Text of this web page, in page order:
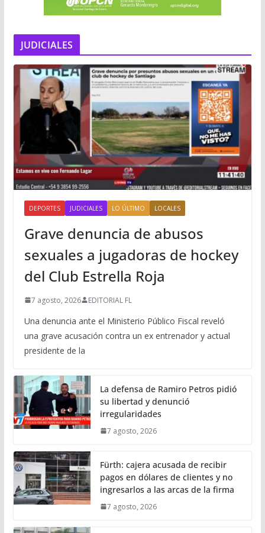
JUDICIALES
DEPORTES JUDICIALES LO ÚLTIMO LOCALES
Grave denuncia de abusos
sexuales a jugadoras de hockey
del Club Estrella Roja
7 agosto, 2026 EDITORIAL FL
Una denuncia ante el Ministerio Público Fiscal reveló
una grave acusación contra un ex entrenador y actual
presidente de la
La defensa de Ramiro Petros pidió
su libertad y denunció
irregularidades
7 agosto, 2026
Fürth: cajera acusada de recibir
pagos en dólares de clientes y no
ingresarlos a las arcas de la firma
7 agosto, 2026